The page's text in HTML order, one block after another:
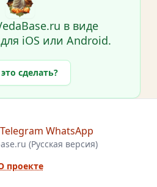
в виде
iOS или Android.
сделать?
Telegram WhatsApp
(Русская версия)
проекте